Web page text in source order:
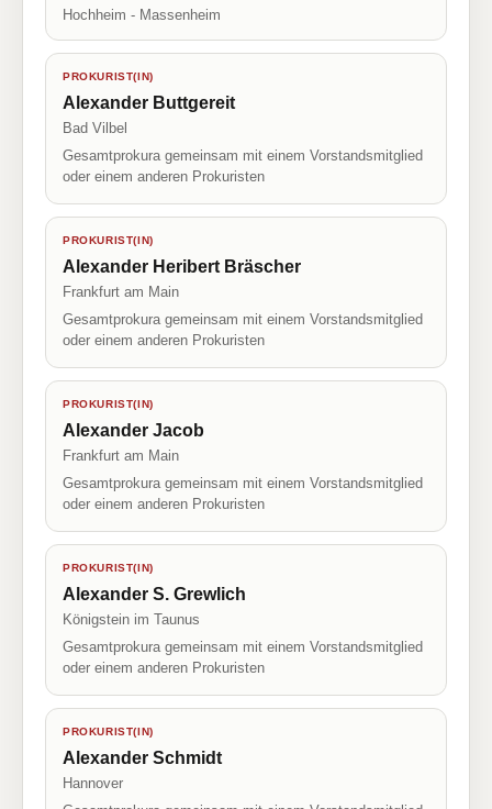
Hochheim - Massenheim
PROKURIST(IN)
Alexander Buttgereit
Bad Vilbel
Gesamtprokura gemeinsam mit einem Vorstandsmitglied
oder einem anderen Prokuristen
PROKURIST(IN)
Alexander Heribert Bräscher
Frankfurt am Main
Gesamtprokura gemeinsam mit einem Vorstandsmitglied
oder einem anderen Prokuristen
PROKURIST(IN)
Alexander Jacob
Frankfurt am Main
Gesamtprokura gemeinsam mit einem Vorstandsmitglied
oder einem anderen Prokuristen
PROKURIST(IN)
Alexander S. Grewlich
Königstein im Taunus
Gesamtprokura gemeinsam mit einem Vorstandsmitglied
oder einem anderen Prokuristen
PROKURIST(IN)
Alexander Schmidt
Hannover